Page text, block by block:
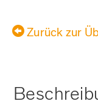
Zurück zur